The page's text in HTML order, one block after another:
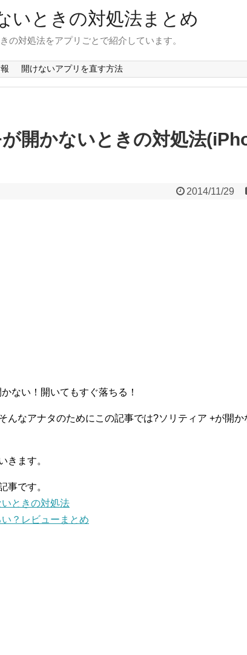
いときの対処法まとめ
の対処法をアプリごとで紹介しています。
開けないアプリを直す方法
開かないときの対処法
2014/11/29
ない！開いてもすぐ落ちる！
んなアナタのためにこの記事では?ソリティア +が開か
きます。
事です。
ときの対処法
？レビューまとめ